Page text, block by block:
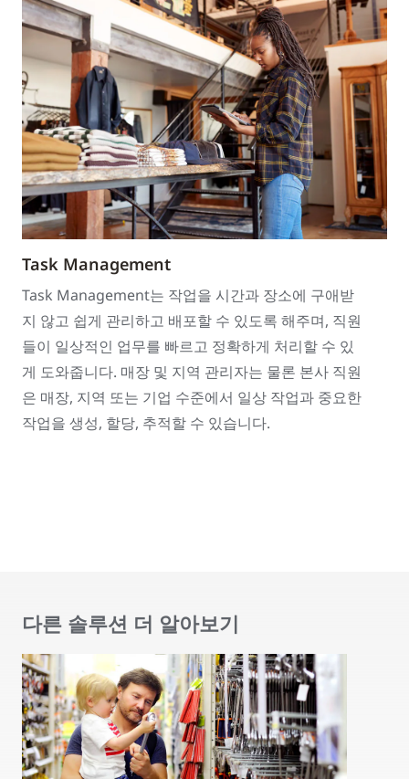
Task Management
Task Management는 작업을 시간과 장소에 구애받
지 않고 쉽게 관리하고 배포할 수 있도록 해주며, 직원
들이 일상적인 업무를 빠르고 정확하게 처리할 수 있
게 도와줍니다. 매장 및 지역 관리자는 물론 본사 직원
은 매장, 지역 또는 기업 수준에서 일상 작업과 중요한
작업을 생성, 할당, 추적할 수 있습니다.
다른 솔루션 더 알아보기